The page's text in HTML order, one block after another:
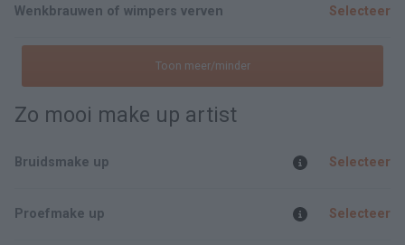
Wenkbrauwen of wimpers verven Selecteer
Toon meer/minder
Zo mooi make up artist
Bruidsmake up Selecteer
Proefmake up Selecteer